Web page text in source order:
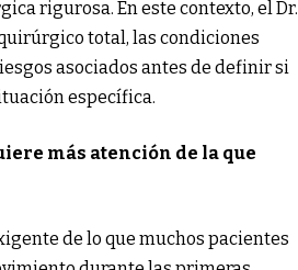
rigurosa. En este contexto, el Dr.
total, las condiciones
asociados antes de definir si
específica.
más atención de la que
de lo que muchos pacientes